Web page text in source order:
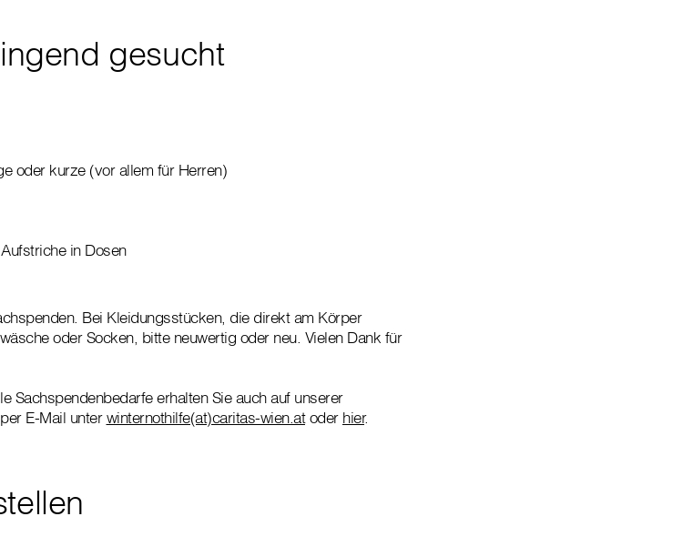
gesucht
oder kurze (vor allem für Herren)
in Dosen
Bei Kleidungsstücken, die direkt am Körper
oder Socken, bitte neuwertig oder neu. Vielen Dank für
Sachspendenbedarfe erhalten Sie auch auf unserer
E-Mail unterwinternothilfe(at)caritas-wien.atoder hier.